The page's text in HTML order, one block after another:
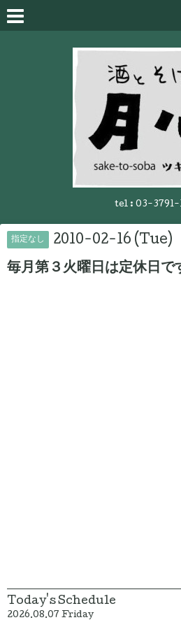
tel : 03-3791-
指定なし 2010-02-16 (Tue)
毎月第３火曜日は定休日で
Today's Schedule
2026.08.07 Friday